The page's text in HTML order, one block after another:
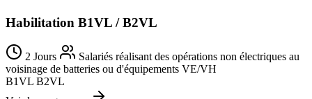
Habilitation B1VL / B2VL
2 Jours
Salariés réalisant des opérations non électriques au
voisinage de batteries ou d'équipements VE/VH
B1VL B2VL